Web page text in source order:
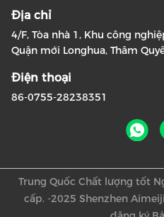
Địa chỉ
4/F, Tòa nhà 1, Khu công
Quận mới Longhua, Thâm
Điện thoại
86-0755-28238351
Trung Quốc Chất lượng tốt
cấp. -2025 Shenzhen